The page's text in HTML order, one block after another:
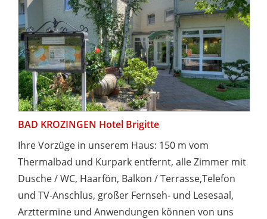
BAD KROZINGEN Hotel Brigitte
Ihre Vorzüge in unserem Haus: 150 m vom
Thermalbad und Kurpark entfernt, alle Zimmer mit
Dusche / WC, Haarfön, Balkon / Terrasse,Telefon
und TV-Anschlus, großer Fernseh- und Lesesaal,
Arzttermine und Anwendungen können von uns